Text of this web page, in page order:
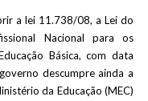
a lei 11.738/08, a Lei do
Nacional para os
Básica, com data
descumpre ainda a
da Educação (MEC)